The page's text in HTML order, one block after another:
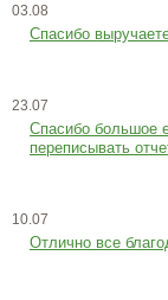
03.08
Спасибо
23.07
Cпасибо большое
переписывать
10.07
Отлично все